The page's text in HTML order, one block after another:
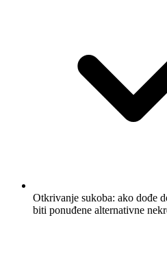
Otkrivanje sukoba: ako dođe
biti ponuđene alternativne